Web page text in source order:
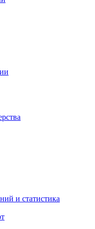
и статистика